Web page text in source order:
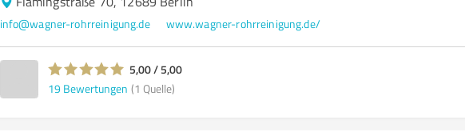
info@wagner-rohrreinigung.de www.wagner-rohrreinigung.de/
5,00 / 5,00
19 Bewertungen (1 Quelle)